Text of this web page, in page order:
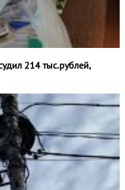
214 тыс.рублей,